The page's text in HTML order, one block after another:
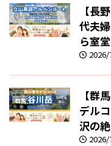
【長
代夫
ら室
【群
デル
沢の